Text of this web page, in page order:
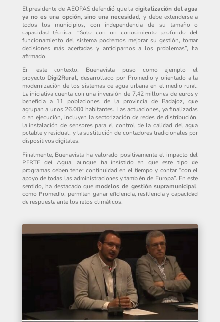
El presidente de AEOPAS defendió que la digitalización del agua
ya no es una opción, sino una necesidad, y debe extenderse a
todos los municipios, con independencia de su tamaño o
capacidad técnica. “Solo con un conocimiento profundo del
funcionamiento del sistema podremos mejorar su gestión, tomar
decisiones más acertadas y anticiparnos a los problemas”, ha
afirmado.
En este contexto, Buenavista puso como ejemplo el
proyecto Digi2Rural, desarrollado por Promedio y orientado a la
modernización de los sistemas de agua urbana en el medio rural.
La iniciativa cuenta con una inversión de 7,42 millones de euros y
beneficia a 11 poblaciones de la provincia de Badajoz, que
agrupan a unos 26.000 habitantes. Las actuaciones, ya finalizadas
o en ejecución, incluyen la sectorización de redes de distribución,
la instalación de sensores para el control de la calidad del agua
potable y residual, y la sustitución de contadores tradicionales por
dispositivos digitales.
Finalmente, Buenavista ha valorado positivamente el impacto del
PERTE del Agua, aunque ha insistido en que este tipo de
programas deben tener continuidad en el tiempo y contar “con el
apoyo de todas las administraciones y también de Europa”. En este
sentido, ha destacado quemodelos de gestión supramunicipal,
como Promedio, permiten ganar eficiencia, resiliencia y capacidad
de respuesta ante los retos climáticos.